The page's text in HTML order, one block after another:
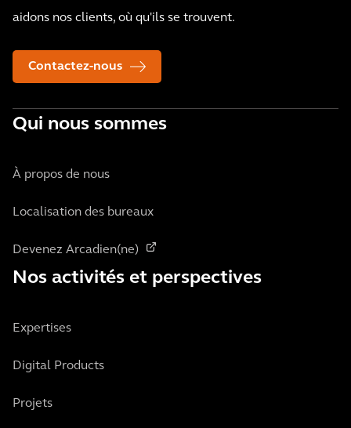
aidons nos clients, où qu'ils se trouvent.
Contactez-nous
Qui nous sommes
À propos de nous
Localisation des bureaux
Devenez Arcadien(ne)
Nos activités et perspectives
Expertises
Digital Products
Projets